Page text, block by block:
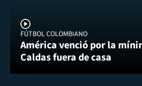
FÚTBOL COLOMBIANO
América venció por la
Caldas fuera de casa